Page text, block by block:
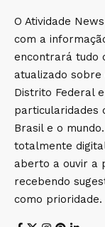
O Atividade
com a
encontrará tudo
atualizado sobre
Distrito Federal
particularidades
Brasil e o
totalmente
aberto a ouvir a
recebendo
como prioridade.